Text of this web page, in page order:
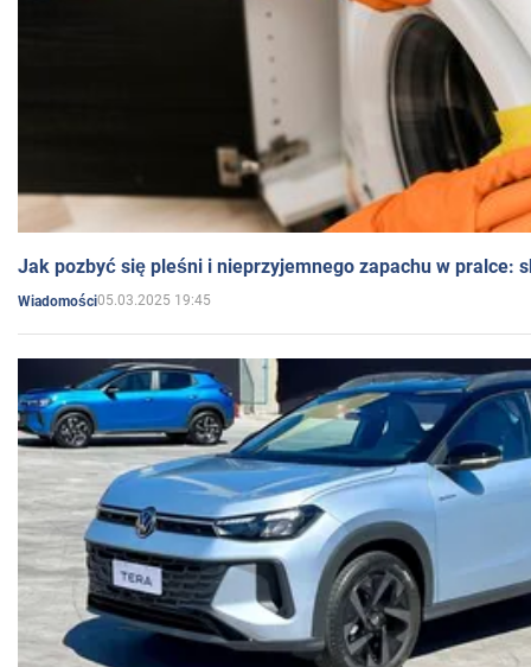
Jak pozbyć się pleśni i nieprzyjemnego zapachu w pralce:
Wiadomości05.03.2025 19:45